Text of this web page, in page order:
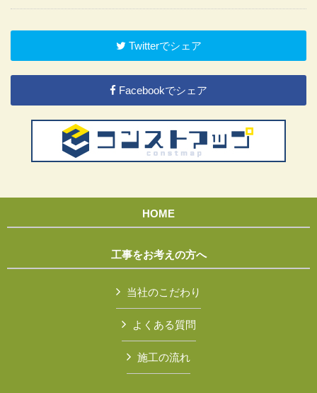
Twitterでシェア
Facebookでシェア
HOME
工事をお考えの方へ
当社のこだわり
よくある質問
施工の流れ